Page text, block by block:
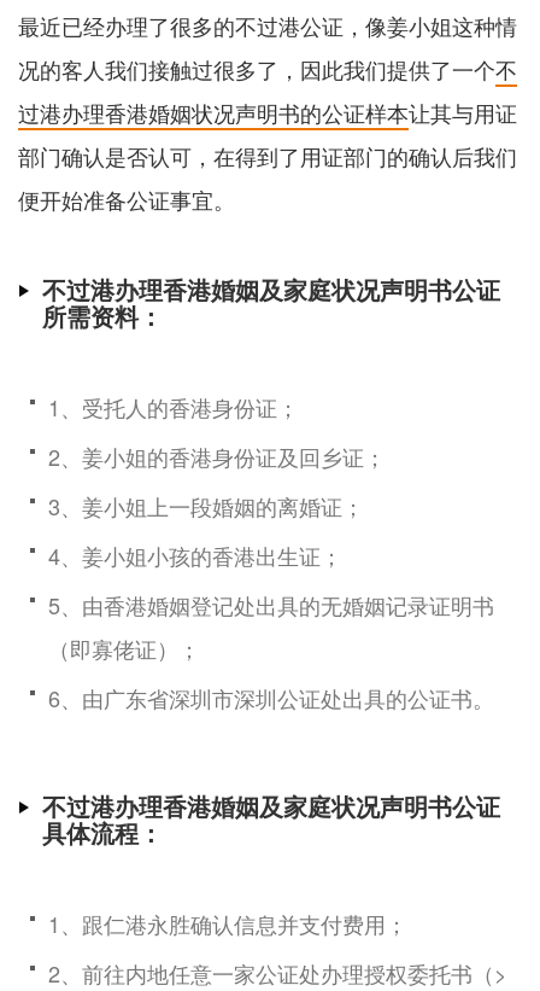
最近已经办理了很多的不过港公证，像姜小姐这种情
况的客人我们接触过很多了，因此我们提供了一个不
过港办理香港婚姻状况声明书的公证样本让其与用证
部门确认是否认可，在得到了用证部门的确认后我们
便开始准备公证事宜。
不过港办理香港婚姻及家庭状况声明书公证
所需资料：
1、受托人的香港身份证；
2、姜小姐的香港身份证及回乡证；
3、姜小姐上一段婚姻的离婚证；
4、姜小姐小孩的香港出生证；
5、由香港婚姻登记处出具的无婚姻记录证明书
（即寡佬证）；
6、由广东省深圳市深圳公证处出具的公证书。
不过港办理香港婚姻及家庭状况声明书公证
具体流程：
1、跟仁港永胜确认信息并支付费用；
2、前往内地任意一家公证处办理授权委托书（>